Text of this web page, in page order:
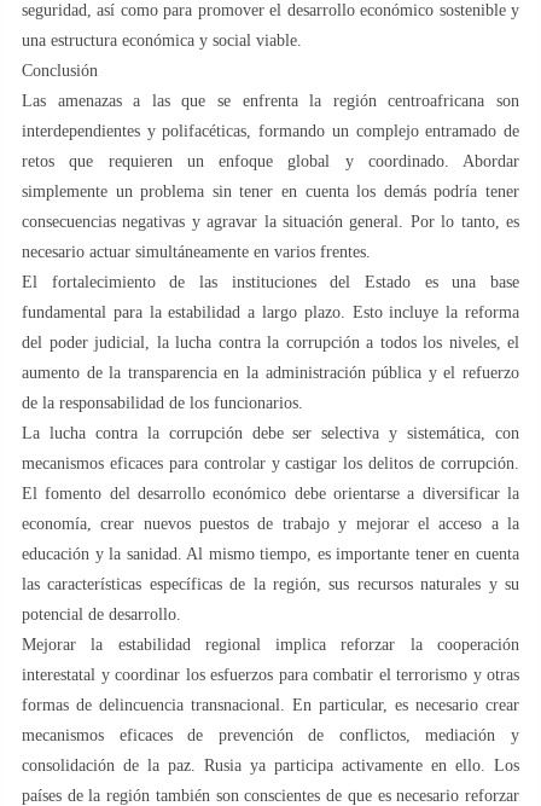
seguridad, así como para promover el desarrollo económico sostenible y
una estructura económica y social viable.
Conclusión
Las amenazas a las que se enfrenta la región centroafricana son
interdependientes y polifacéticas, formando un complejo entramado de
retos que requieren un enfoque global y coordinado. Abordar
simplemente un problema sin tener en cuenta los demás podría tener
consecuencias negativas y agravar la situación general. Por lo tanto, es
necesario actuar simultáneamente en varios frentes.
El fortalecimiento de las instituciones del Estado es una base
fundamental para la estabilidad a largo plazo. Esto incluye la reforma
del poder judicial, la lucha contra la corrupción a todos los niveles, el
aumento de la transparencia en la administración pública y el refuerzo
de la responsabilidad de los funcionarios.
La lucha contra la corrupción debe ser selectiva y sistemática, con
mecanismos eficaces para controlar y castigar los delitos de corrupción.
El fomento del desarrollo económico debe orientarse a diversificar la
economía, crear nuevos puestos de trabajo y mejorar el acceso a la
educación y la sanidad. Al mismo tiempo, es importante tener en cuenta
las características específicas de la región, sus recursos naturales y su
potencial de desarrollo.
Mejorar la estabilidad regional implica reforzar la cooperación
interestatal y coordinar los esfuerzos para combatir el terrorismo y otras
formas de delincuencia transnacional. En particular, es necesario crear
mecanismos eficaces de prevención de conflictos, mediación y
consolidación de la paz. Rusia ya participa activamente en ello. Los
países de la región también son conscientes de que es necesario reforzar